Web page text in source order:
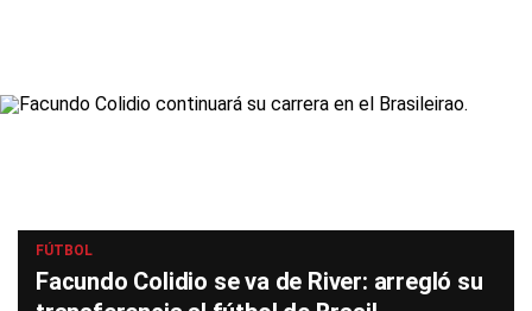
FÚTBOL
Facundo Colidio se va de River: arregló su